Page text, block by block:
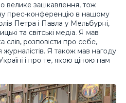
велике зацікавлення, тож
прес-конференцію в нашому
Петра і Павла у Мельбурні,
та світські медіа. Я мав
слів, розповісти про себе,
журналістів. Я також мав нагоду
і про те, якою ціною нам